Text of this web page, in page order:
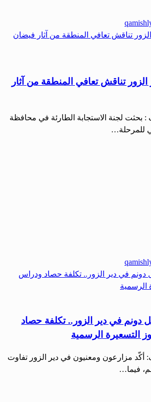
الزور تناقش تعافي المنطقة من آثار
: بحثت لجنة الاستجابة الطارئة في محافظة
للمرحلة…
دونم في دير الزور.. تكلفة حصاد
التسعيرة الرسمية
أكّد مزارعون ومعنيون في دير الزور تفاوت
فيما…